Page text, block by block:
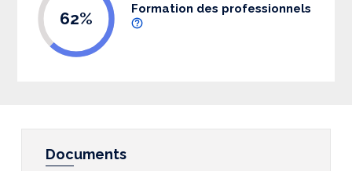
62% Formation des professionnels
Documents